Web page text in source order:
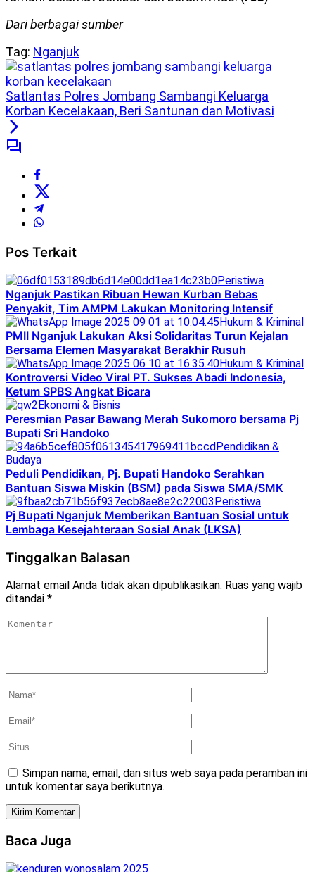
Dari berbagai sumber
Tag: Nganjuk
Satlantas Polres Jombang Sambangi Keluarga
Korban Kecelakaan, Beri Santunan dan Motivasi
Pos Terkait
Peristiwa
Nganjuk Pastikan Ribuan Hewan Kurban Bebas
Penyakit, Tim AMPM Lakukan Monitoring Intensif
Hukum & Kriminal
PMII Nganjuk Lakukan Aksi Solidaritas Turun Kejalan
Bersama Elemen Masyarakat Berakhir Rusuh
Hukum & Kriminal
Kontroversi Video Viral PT. Sukses Abadi Indonesia,
Ketum SPBS Angkat Bicara
Ekonomi & Bisnis
Peresmian Pasar Bawang Merah Sukomoro bersama Pj
Bupati Sri Handoko
Pendidikan &
Budaya
Peduli Pendidikan, Pj. Bupati Handoko Serahkan
Bantuan Siswa Miskin (BSM) pada Siswa SMA/SMK
Peristiwa
Pj Bupati Nganjuk Memberikan Bantuan Sosial untuk
Lembaga Kesejahteraan Sosial Anak (LKSA)
Tinggalkan Balasan
Alamat email Anda tidak akan dipublikasikan. Ruas yang wajib
ditandai *
Simpan nama, email, dan situs web saya pada peramban ini
untuk komentar saya berikutnya.
Baca Juga